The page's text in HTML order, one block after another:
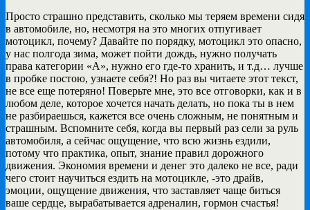
Просто страшно представить, сколько мы теряем времени сидя
в автомобиле, но, несмотря на это многих отпугивает
мотоцикл, почему? Давайте по порядку, мотоцикл это опасно,
у нас полгода зима, может пойти дождь, нужно получать
права категории «А», нужно его где-то хранить, и т.д… лучше
в пробке постою, узнаете себя?! Но раз вы читаете этот текст,
не все еще потеряно! Поверьте мне, это все отговорки, как и в
любом деле, которое хочется начать делать, но пока ты в нем
не разбираешься, кажется все очень сложным, не понятным и
страшным. Вспомните себя, когда вы первый раз сели за руль
автомобиля, а сейчас ощущение, что всю жизнь ездили,
потому что практика, опыт, знание правил дорожного
движения. Экономия времени и денег это далеко не все, ради
чего стоит научиться ездить на мотоцикле, -это драйв,
эмоции, ощущение движения, что заставляет чаще биться
ваше сердце, вырабатывается адреналин, гормон счастья!